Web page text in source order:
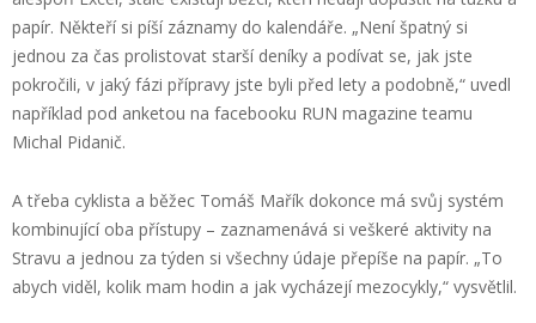
papír. Někteří si píší záznamy do kalendáře. „Není špatný si
jednou za čas prolistovat starší deníky a podívat se, jak jste
pokročili, v jaký fázi přípravy jste byli před lety a podobně,“ uvedl
například pod anketou na facebooku RUN magazine teamu
Michal Pidanič.
A třeba cyklista a běžec Tomáš Mařík dokonce má svůj systém
kombinující oba přístupy – zaznamenává si veškeré aktivity na
Stravu a jednou za týden si všechny údaje přepíše na papír. „To
abych viděl, kolik mam hodin a jak vycházejí mezocykly,“ vysvětlil.